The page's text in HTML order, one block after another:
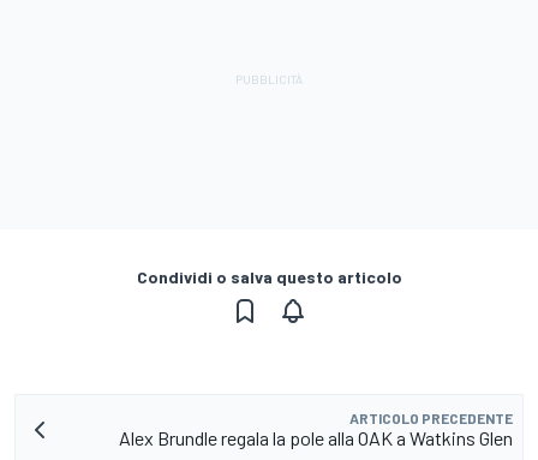
Condividi o salva questo articolo
ARTICOLO PRECEDENTE
Alex Brundle regala la pole alla OAK a Watkins Glen